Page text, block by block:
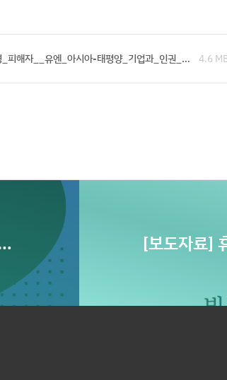
피해자__유엔_아시아-태평양_기업과_인권_… 4.6
[보도자료]
캄보디아